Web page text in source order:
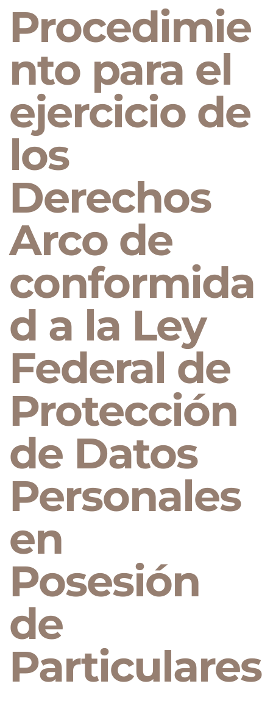
Procedimie
nto para el
ejercicio de
los
Derechos
Arco de
conformida
d a la Ley
Federal de
Protección
de Datos
Personales
en
Posesión
de
Particulares